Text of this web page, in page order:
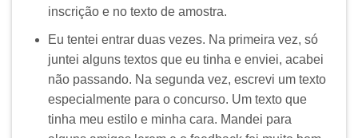
inscrição e no texto de amostra.
Eu tentei entrar duas vezes. Na primeira vez, só
juntei alguns textos que eu tinha e enviei, acabei
não passando. Na segunda vez, escrevi um texto
especialmente para o concurso. Um texto que
tinha meu estilo e minha cara. Mandei para